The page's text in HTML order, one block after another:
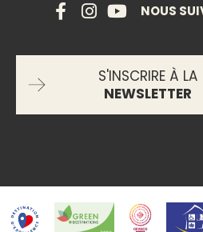
NOUS
S'INSCRIRE À LA
NEWSLETTER